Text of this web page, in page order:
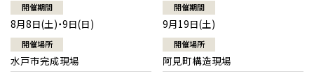
開催期間
8月8日(土)・9日(日)
開催場所
水戸市完成現場
開催期間
9月19日(土)
開催場所
阿見町構造現場